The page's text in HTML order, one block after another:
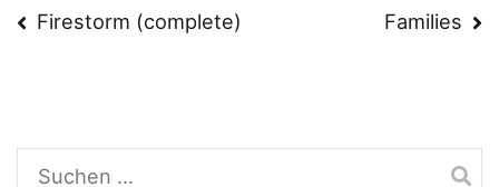
Beitragsnavigation
Firestorm (complete) Families
Suchen